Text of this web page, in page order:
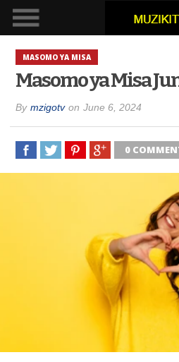
MASOMO YA MISA
Masomo ya Misa
By mzigotv on June 6, 2024
0